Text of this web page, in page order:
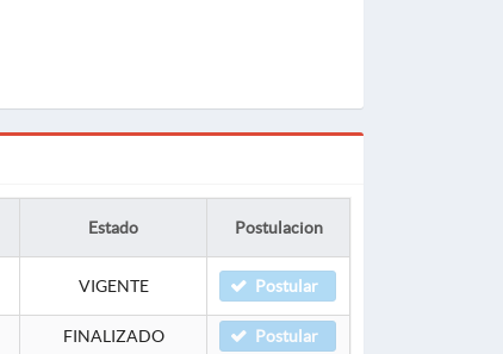
Estado Postulacion
VIGENTE Postular
FINALIZADO Postular